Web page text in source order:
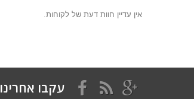
אין עדיין חוות דעת של לקוחות.
עקבו אחרינו